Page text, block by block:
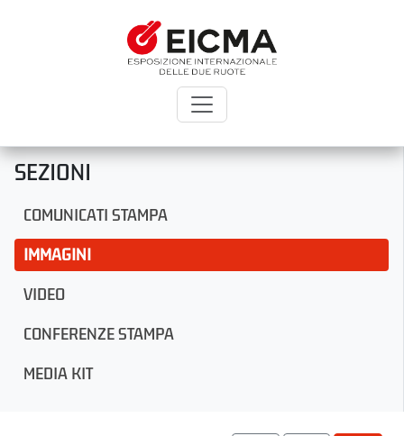
SEZIONI
COMUNICATI STAMPA
IMMAGINI
VIDEO
CONFERENZE STAMPA
MEDIA KIT